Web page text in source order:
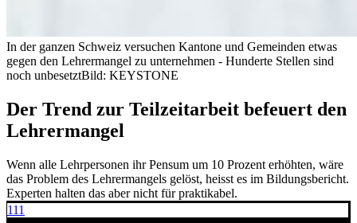
In der ganzen Schweiz versuchen Kantone und Gemeinden etwas
gegen den Lehrermangel zu unternehmen - Hunderte Stellen sind
noch unbesetztBild: KEYSTONE
Der Trend zur Teilzeitarbeit befeuert den
Lehrermangel
Wenn alle Lehrpersonen ihr Pensum um 10 Prozent erhöhten, wäre
das Problem des Lehrermangels gelöst, heisst es im Bildungsbericht.
Experten halten das aber nicht für praktikabel.
111